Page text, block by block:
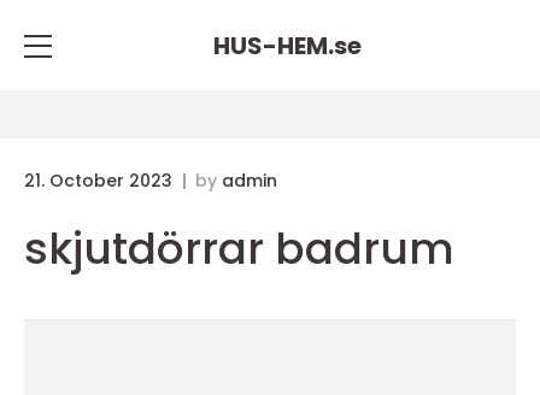
HUS-HEM.se
21. October 2023 by admin
skjutdörrar badrum